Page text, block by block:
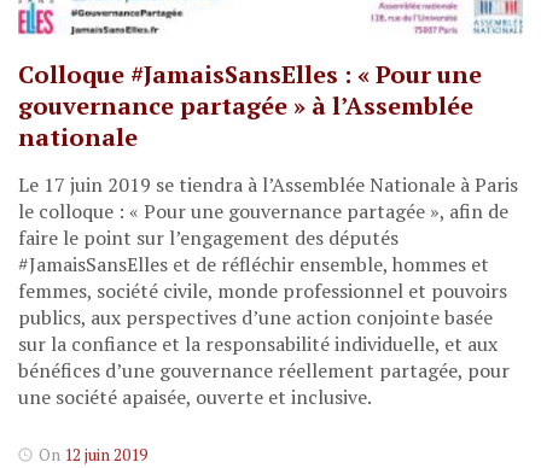
Colloque #JamaisSansElles : « Pour une
gouvernance partagée » à l’Assemblée
nationale
Le 17 juin 2019 se tiendra à l’Assemblée Nationale à Paris
le colloque : « Pour une gouvernance partagée », afin de
faire le point sur l’engagement des députés
#JamaisSansElles et de réfléchir ensemble, hommes et
femmes, société civile, monde professionnel et pouvoirs
publics, aux perspectives d’une action conjointe basée
sur la confiance et la responsabilité individuelle, et aux
bénéfices d’une gouvernance réellement partagée, pour
une société apaisée, ouverte et inclusive.
On 12 juin 2019